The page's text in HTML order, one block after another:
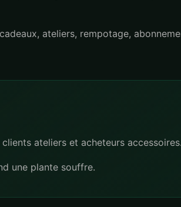
ateliers, rempotage,
ateliers et acheteurs accessoires.
une plante souffre.